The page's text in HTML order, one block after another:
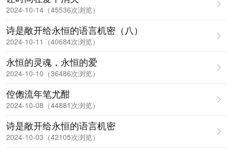
2024-10-14（45536次浏览）
诗是敞开给永恒的语言机密（八）
2024-10-11（40684次浏览）
永恒的灵魂，永恒的爱
2024-10-10（36486次浏览）
倥偬流年笔尤酣
2024-10-08（44881次浏览）
诗是敞开给永恒的语言机密
2024-10-03（42105次浏览）